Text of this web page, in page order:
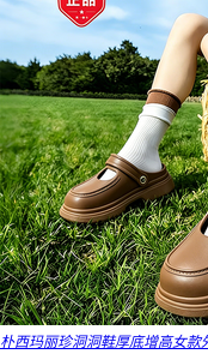
朴西玛丽珍洞洞鞋厚底增高女款